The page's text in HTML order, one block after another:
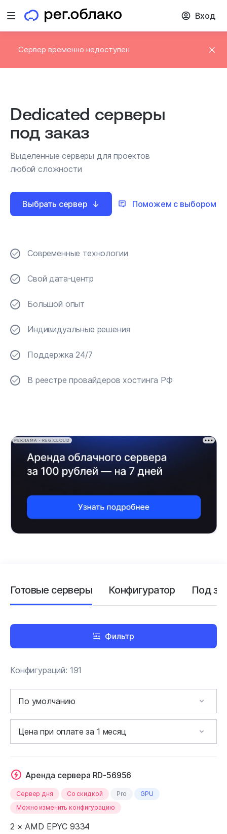
Открыть меню Вход
Сервер временно недоступен
Dedicated серверы
под заказ
Выделенные серверы для проектов
любой сложности
Выбрать сервер Поможем с выбором
Современные технологии
Свой дата-центр
Большой опыт
Индивидуальные решения
Поддержка 24/7
В реестре провайдеров хостинга РФ
РЕКЛАМА • REG.CLOUD
Готовые серверы Конфигуратор Под
Фильтр
Конфигураций: 191
Аренда сервера RD-56956
Сервер дня Cо скидкой Pro
GPU
Можно изменить конфигурацию
2 × AMD EPYC 9334